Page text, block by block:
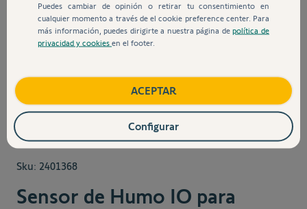
View larger imageView larger imageView larger image
Sku: 2401368
Sensor de Humo IO para
Puedes cambiar de opinión o retirar tu consentimiento en
cualquier momento a través de el cookie preference center. Para
más información, puedes dirigirte a nuestra página depolítica de
privacidad y cookies en el footer.
ACEPTAR
Configurar